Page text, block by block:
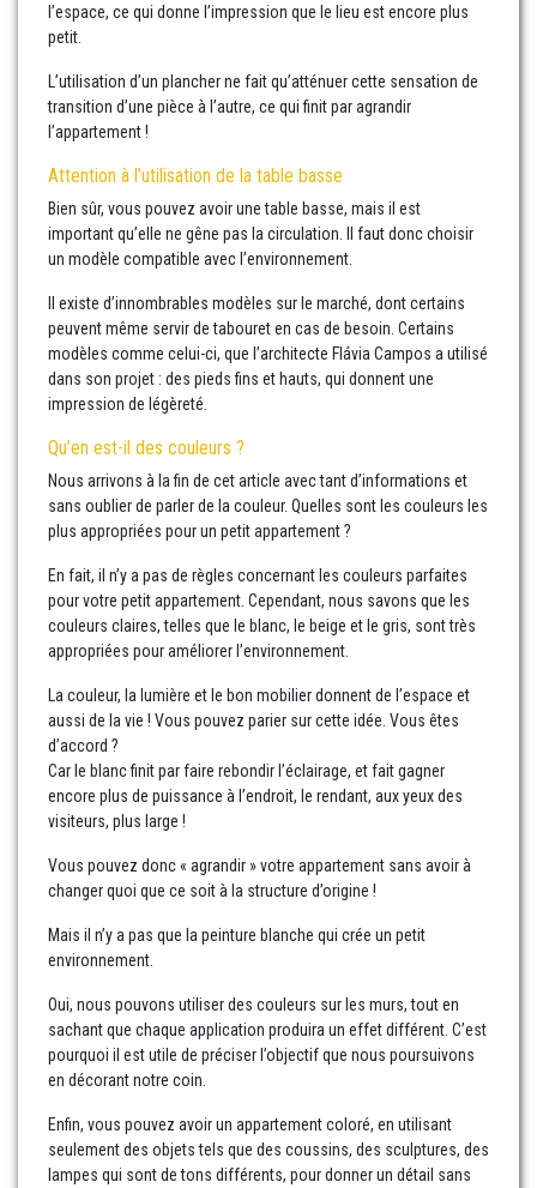
l’espace, ce qui donne l’impression que le lieu est encore plus
petit.
L’utilisation d’un plancher ne fait qu’atténuer cette sensation de
transition d’une pièce à l’autre, ce qui finit par agrandir
l’appartement !
Attention à l’utilisation de la table basse
Bien sûr, vous pouvez avoir une table basse, mais il est
important qu’elle ne gêne pas la circulation. Il faut donc choisir
un modèle compatible avec l’environnement.
Il existe d’innombrables modèles sur le marché, dont certains
peuvent même servir de tabouret en cas de besoin. Certains
modèles comme celui-ci, que l’architecte Flávia Campos a utilisé
dans son projet : des pieds fins et hauts, qui donnent une
impression de légèreté.
Qu’en est-il des couleurs ?
Nous arrivons à la fin de cet article avec tant d’informations et
sans oublier de parler de la couleur. Quelles sont les couleurs les
plus appropriées pour un petit appartement ?
En fait, il n’y a pas de règles concernant les couleurs parfaites
pour votre petit appartement. Cependant, nous savons que les
couleurs claires, telles que le blanc, le beige et le gris, sont très
appropriées pour améliorer l’environnement.
La couleur, la lumière et le bon mobilier donnent de l’espace et
aussi de la vie ! Vous pouvez parier sur cette idée. Vous êtes
d’accord ?
Car le blanc finit par faire rebondir l’éclairage, et fait gagner
encore plus de puissance à l’endroit, le rendant, aux yeux des
visiteurs, plus large !
Vous pouvez donc « agrandir » votre appartement sans avoir à
changer quoi que ce soit à la structure d’origine !
Mais il n’y a pas que la peinture blanche qui crée un petit
environnement.
Oui, nous pouvons utiliser des couleurs sur les murs, tout en
sachant que chaque application produira un effet différent. C’est
pourquoi il est utile de préciser l’objectif que nous poursuivons
en décorant notre coin.
Enfin, vous pouvez avoir un appartement coloré, en utilisant
seulement des objets tels que des coussins, des sculptures, des
lampes qui sont de tons différents, pour donner un détail sans